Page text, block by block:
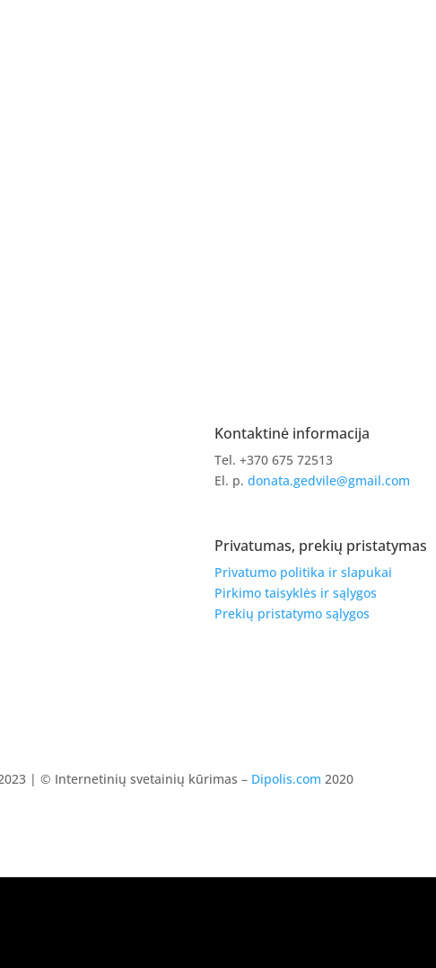
Kontaktinė informacija
Tel. +370 675 72513
El. p. donata.gedvile@gmail.com
Privatumas, prekių pristatymas
Privatumo politika ir slapukai
Pirkimo taisyklės ir sąlygos
Prekių pristatymo sąlygos
| © Internetinių svetainių kūrimas – Dipolis.com 2020